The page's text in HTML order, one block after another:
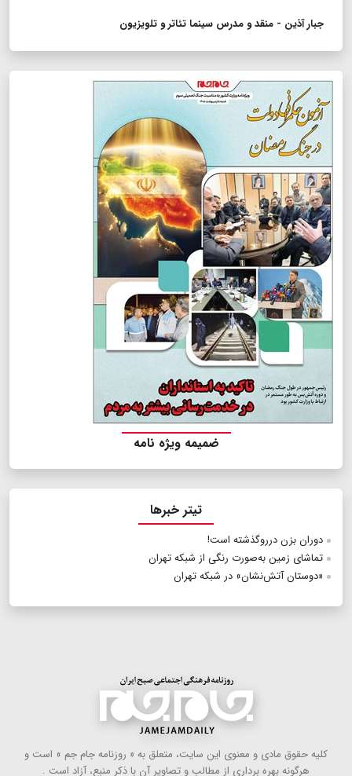
جبار آذین - منقد و مدرس سینما تئاتر و تلویزیون
ضمیمه ویژه نامه
تیتر خبرها
دوران بزن درروگذشته است!
تماشای زمین به‌صورت رنگی از شبکه تهران
«دوستان آتش‌نشان» در شبکه تهران
كلیه حقوق مادی و معنوی این سایت، متعلق به « روزنامه جام جم » است و
هرگونه بهره ‌برداری از مطالب و تصاویر آن با ذكر منبع، آزاد است .